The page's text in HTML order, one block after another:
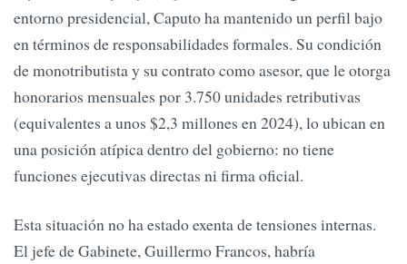
entorno presidencial, Caputo ha mantenido un perfil bajo
en términos de responsabilidades formales. Su condición
de monotributista y su contrato como asesor, que le otorga
honorarios mensuales por 3.750 unidades retributivas
(equivalentes a unos $2,3 millones en 2024), lo ubican en
una posición atípica dentro del gobierno: no tiene
funciones ejecutivas directas ni firma oficial.
Esta situación no ha estado exenta de tensiones internas.
El jefe de Gabinete, Guillermo Francos, habría